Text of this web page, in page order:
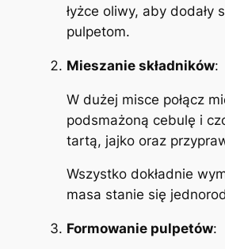
łyżce oliwy, aby dodały
pulpetom.
Mieszanie składników:
W dużej misce połącz
podsmażoną cebulę i
tartą, jajko oraz
Wszystko dokładnie
masa stanie się
Formowanie pulpetów: